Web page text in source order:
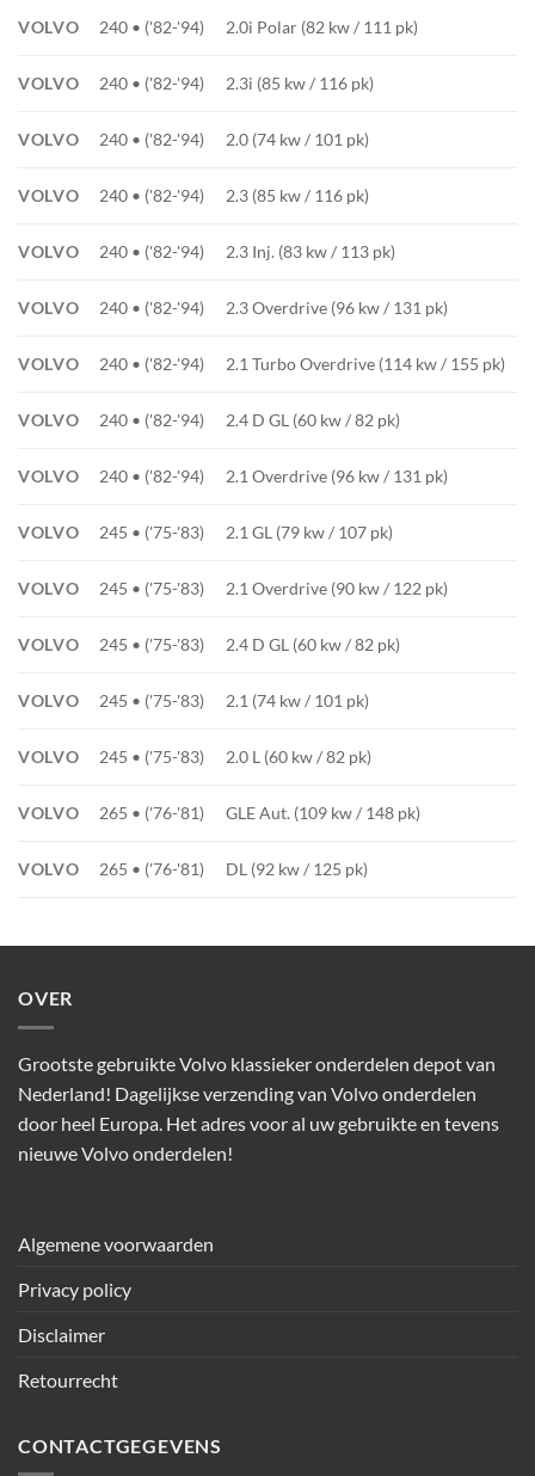
VOLVO 240 • ('82-'94) 2.0i Polar (82 kw / 111 pk)
VOLVO 240 • ('82-'94) 2.3i (85 kw / 116 pk)
VOLVO 240 • ('82-'94) 2.0 (74 kw / 101 pk)
VOLVO 240 • ('82-'94) 2.3 (85 kw / 116 pk)
VOLVO 240 • ('82-'94) 2.3 Inj. (83 kw / 113 pk)
VOLVO 240 • ('82-'94) 2.3 Overdrive (96 kw / 131 pk)
VOLVO 240 • ('82-'94) 2.1 Turbo Overdrive (114 kw / 155 pk)
VOLVO 240 • ('82-'94) 2.4 D GL (60 kw / 82 pk)
VOLVO 240 • ('82-'94) 2.1 Overdrive (96 kw / 131 pk)
VOLVO 245 • ('75-'83) 2.1 GL (79 kw / 107 pk)
VOLVO 245 • ('75-'83) 2.1 Overdrive (90 kw / 122 pk)
VOLVO 245 • ('75-'83) 2.4 D GL (60 kw / 82 pk)
VOLVO 245 • ('75-'83) 2.1 (74 kw / 101 pk)
VOLVO 245 • ('75-'83) 2.0 L (60 kw / 82 pk)
VOLVO 265 • ('76-'81) GLE Aut. (109 kw / 148 pk)
VOLVO 265 • ('76-'81) DL (92 kw / 125 pk)
OVER
Grootste gebruikte Volvo klassieker onderdelen depot van
Nederland! Dagelijkse verzending van Volvo onderdelen
door heel Europa. Het adres voor al uw gebruikte en tevens
nieuwe Volvo onderdelen!
Algemene voorwaarden
Privacy policy
Disclaimer
Retourrecht
CONTACTGEGEVENS